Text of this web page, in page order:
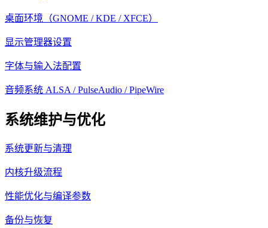
桌面环境（GNOME / KDE / XFCE）
显示管理器设置
字体与输入法配置
音频系统 ALSA / PulseAudio / PipeWire
系统维护与优化
系统更新与清理
内核升级流程
性能优化与编译参数
备份与恢复